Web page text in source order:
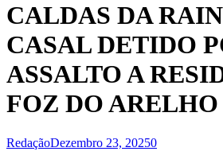
CALDAS DA
CASAL DETIDO
ASSALTO A
FOZ DO ARELHO
RedaçãoDezembro 23, 20250